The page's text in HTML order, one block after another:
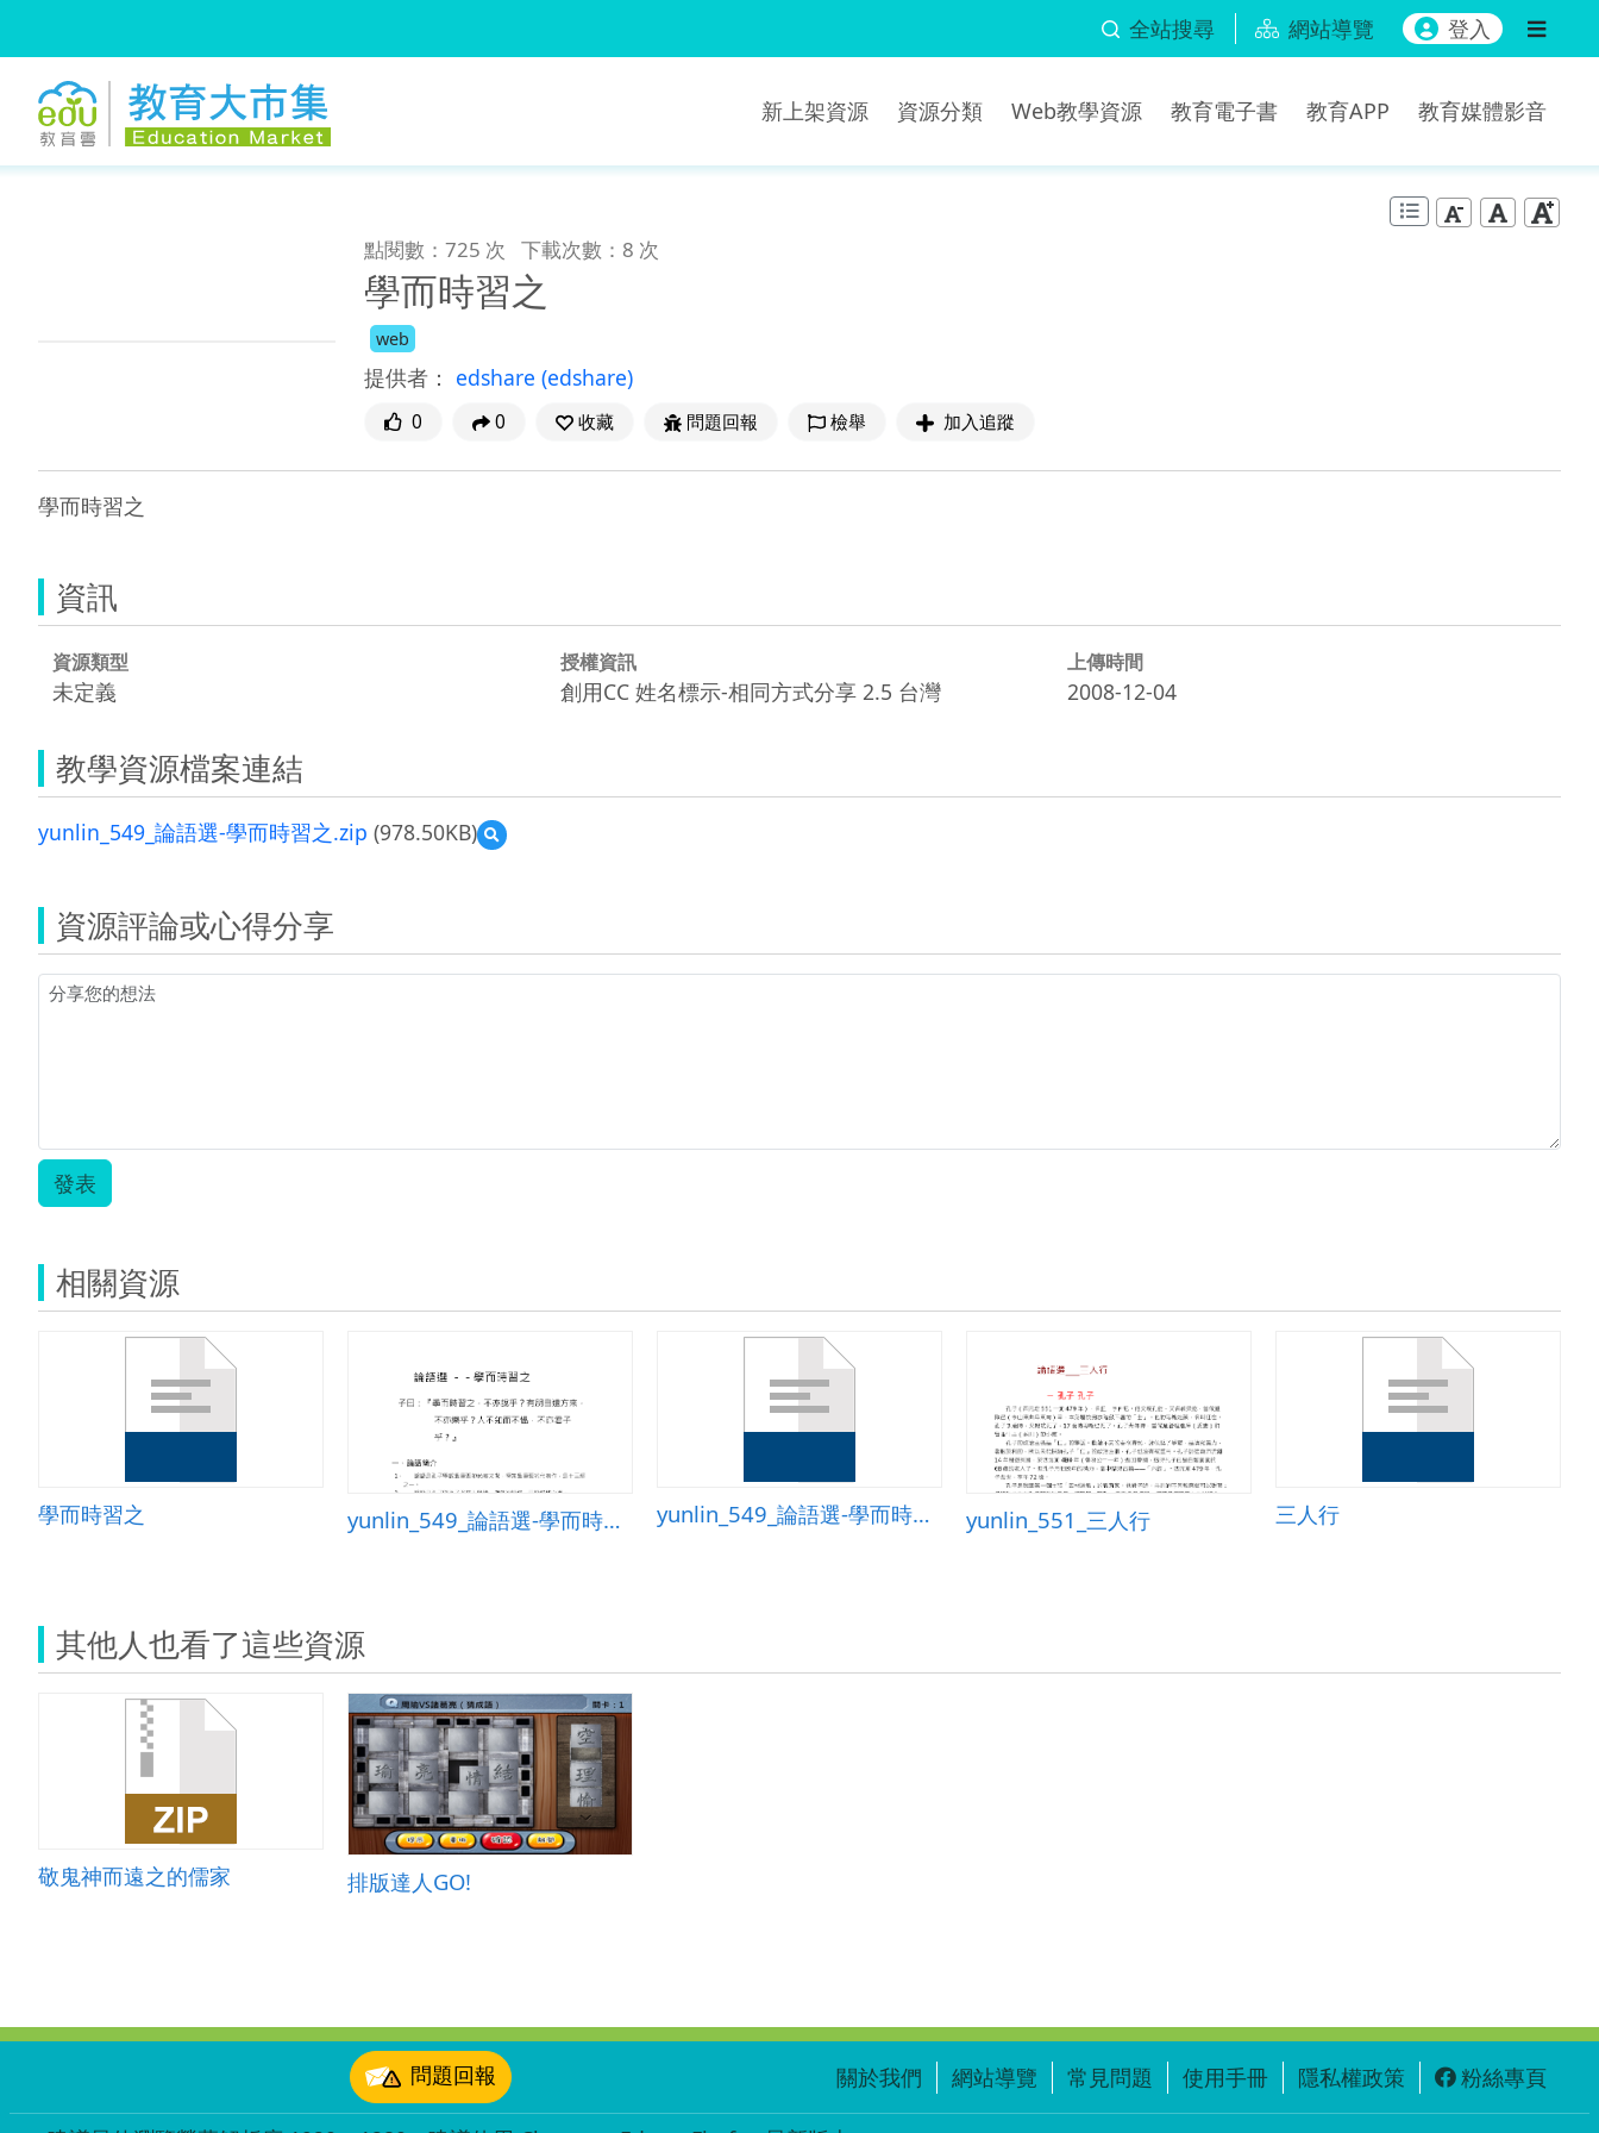
全站搜尋 網站導覽 登入
新上架資源 資源分類 Web教學資源 教育電子書 教育APP 教育媒體影音
點閱數：725 次 下載次數：8 次
學而時習之
web
提供者： edshare (edshare)
0 0 收藏 問題回報 檢舉 加入追蹤
學而時習之
資訊
資源類型
未定義
授權資訊
創用CC 姓名標示-相同方式分享 2.5 台灣
上傳時間
2008-12-04
教學資源檔案連結
yunlin_549_論語選-學而時習之.zip (978.50KB)
預
覽
學
資源評論或心得分享
發表
相關資源
學而時習之 yunlin_549_論語選-學而時習之 yunlin_549_論語選-學而時習之.doc yunlin_551_三人行 三人行
其他人也看了這些資源
敬鬼神而遠之的儒家 排版達人GO!
問題回報 關於我們 網站導覽 常見問題 使用手冊 隱私權政策 粉絲專頁